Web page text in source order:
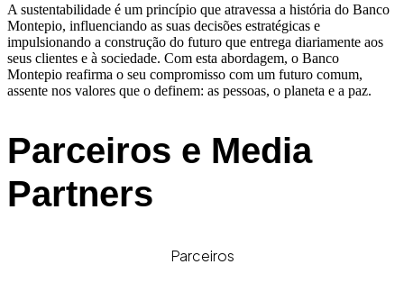
A sustentabilidade é um princípio que atravessa a história do Banco
Montepio, influenciando as suas decisões estratégicas e
impulsionando a construção do futuro que entrega diariamente aos
seus clientes e à sociedade. Com esta abordagem, o Banco
Montepio reafirma o seu compromisso com um futuro comum,
assente nos valores que o definem: as pessoas, o planeta e a paz.
Parceiros e Media
Partners
Parceiros